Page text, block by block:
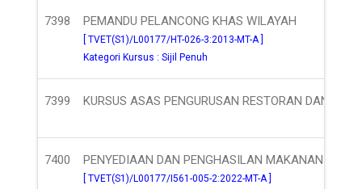
7398 PEMANDU PELANCONG KHAS WILAYAH
[ TVET(S1)/L00177/HT-026-3:2013-MT-A ]
Kategori Kursus : Sijil Penuh
7399 KURSUS ASAS PENGURUSAN RESTORAN DAN
7400 PENYEDIAAN DAN PENGHASILAN MAKANAN
[ TVET(S1)/L00177/I561-005-2:2022-MT-A ]